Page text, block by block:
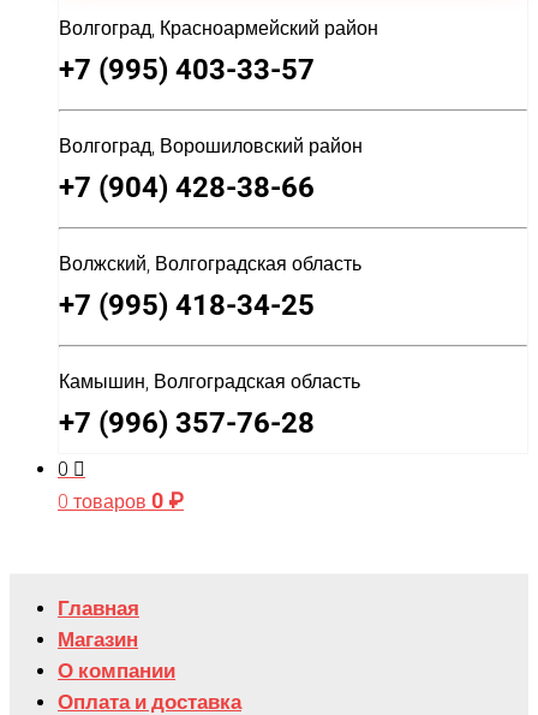
Волгоград, Красноармейский район
+7 (995) 403-33-57
Волгоград, Ворошиловский район
+7 (904) 428-38-66
Волжский, Волгоградская область
+7 (995) 418-34-25
Камышин, Волгоградская область
+7 (996) 357-76-28
0
0 товаров 0 ₽
Главная
Магазин
О компании
Оплата и доставка